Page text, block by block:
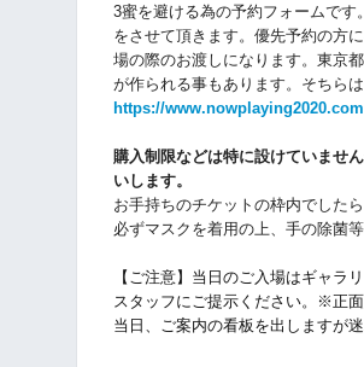
3蜜を避ける為の予約フォームで
をさせて頂きます。優先予約の方
場の際のお渡しになります。東京
が作られる事もあります。そちら
https://www.nowplaying2020.com
購入制限などは特に設けていませ
いします。
お手持ちのチケットの枠内でした
必ずマスクを着用の上、手の除菌
【ご注意】当日のご入場はギャラ
スタッフにご提示ください。
※正面
当日、ご案内の看板を出しますが